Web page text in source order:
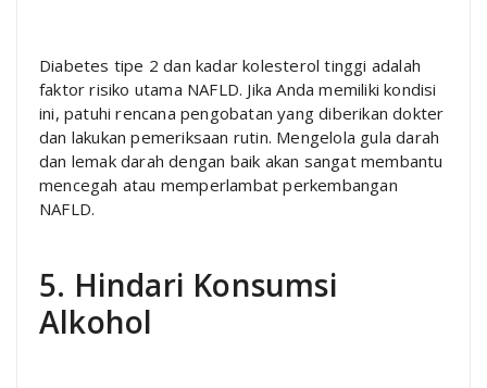
Diabetes tipe 2 dan kadar kolesterol tinggi adalah
faktor risiko utama NAFLD. Jika Anda memiliki kondisi
ini, patuhi rencana pengobatan yang diberikan dokter
dan lakukan pemeriksaan rutin. Mengelola gula darah
dan lemak darah dengan baik akan sangat membantu
mencegah atau memperlambat perkembangan
NAFLD.
5. Hindari Konsumsi
Alkohol